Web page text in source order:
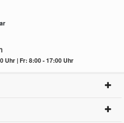
Uhr | Fr: 8:00 - 17:00 Uhr